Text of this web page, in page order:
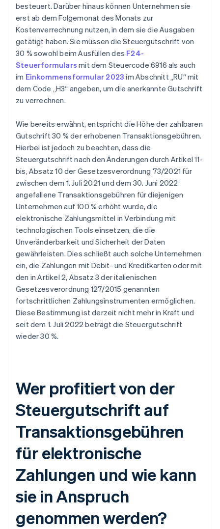
besteuert. Darüber hinaus können Unternehmen sie
erst ab dem Folgemonat des Monats zur
Kostenverrechnung nutzen, in dem sie die Ausgaben
getätigt haben. Sie müssen die Steuergutschrift von
30 % sowohl beim Ausfüllen des F24-
Steuerformulars mit dem Steuercode 6916 als auch
im Einkommensformular 2023 im Abschnitt „RU“ mit
dem Code „H3“ angeben, um die anerkannte Gutschrift
zu verrechnen.
Wie bereits erwähnt, entspricht die Höhe der zahlbaren
Gutschrift 30 % der erhobenen Transaktionsgebühren.
Hierbei ist jedoch zu beachten, dass die
Steuergutschrift nach den Änderungen durch Artikel 11-
bis, Absatz 10 der Gesetzesverordnung 73/2021 für
zwischen dem 1. Juli 2021 und dem 30. Juni 2022
angefallene Transaktionsgebühren für diejenigen
Unternehmen auf 100 % erhöht wurde, die
elektronische Zahlungsmittel in Verbindung mit
technologischen Tools einsetzen, die die
Unveränderbarkeit und Sicherheit der Daten
gewährleisten. Dies schließt auch solche Unternehmen
ein, die Zahlungen mit Debit- und Kreditkarten oder mit
den in Artikel 2, Absatz 3 der italienischen
Gesetzesverordnung 127/2015 genannten
fortschrittlichen Zahlungsinstrumenten ermöglichen.
Diese Bestimmung ist derzeit nicht mehr in Kraft und
seit dem 1. Juli 2022 beträgt die Steuergutschrift
wieder 30 %.
Wer profitiert von der
Steuergutschrift auf
Transaktionsgebühren
für elektronische
Zahlungen und wie kann
sie in Anspruch
genommen werden?